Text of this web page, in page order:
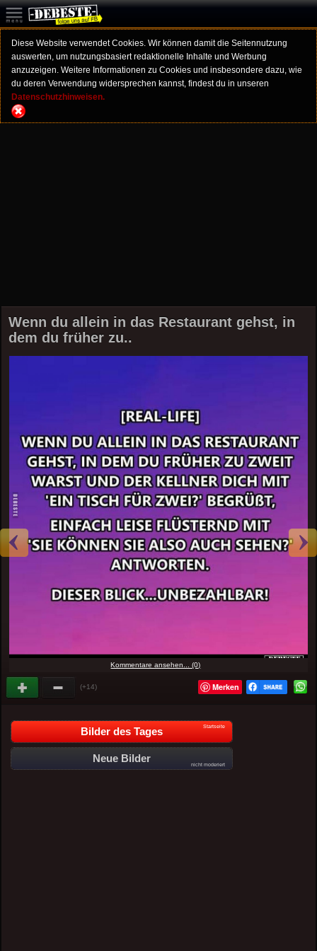
Diese Website verwendet Cookies. Wir können damit die Seitennutzung
auswerten, um nutzungsbasiert redaktionelle Inhalte und Werbung
anzuzeigen. Weitere Informationen zu Cookies und insbesondere dazu, wie
du deren Verwendung widersprechen kannst, findest du in unseren
Datenschutzhinweisen.
Wenn du allein in das Restaurant gehst, in
dem du früher zu..
Kommentare ansehen... (0)
(+14) Merken
Bilder des Tages Startseite
Neue Bilder
nicht moderiert